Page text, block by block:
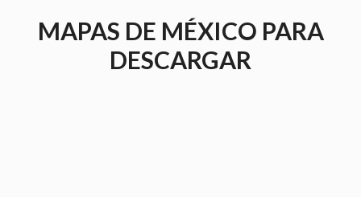
MAPAS DE MÉXICO PARA
DESCARGAR